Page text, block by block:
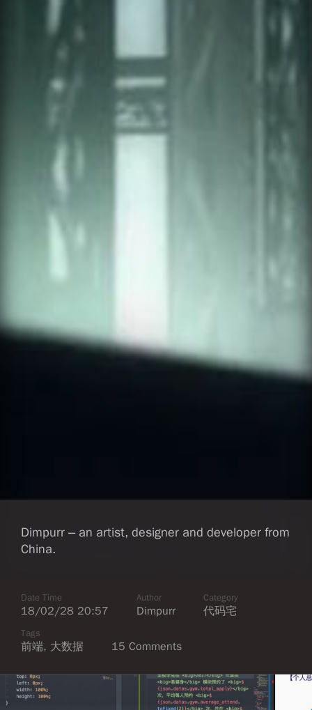
Dimpurr – an artist, designer and developer from
China.
Date Time
18/02/28 20:57
Author
Dimpurr
Category
代码宅
Tags
前端, 大数据 15 Comments